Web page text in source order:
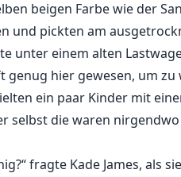
beigen Farbe wie der
und pickten am
unter einem alten
hier gewesen, um
ein paar Kinder mit
selbst die waren
fragte Kade James, als